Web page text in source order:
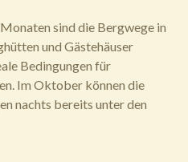
sind die Bergwege in
und Gästehäuser
Bedingungen für
Im Oktober können die
nachts bereits unter den